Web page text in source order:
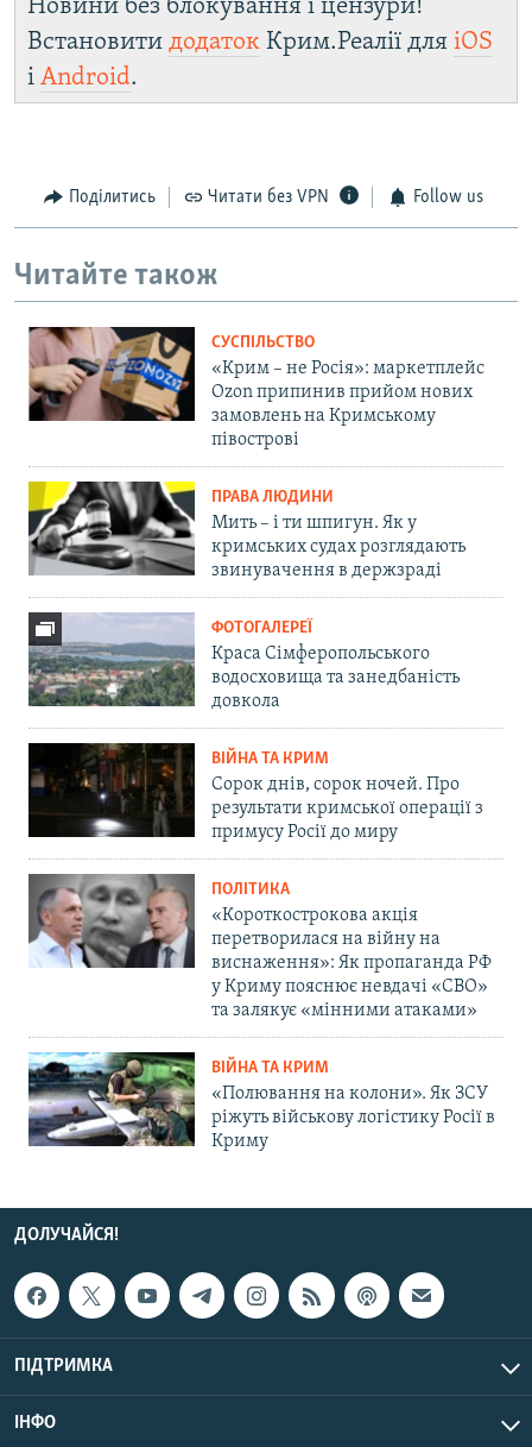
Новини без блокування і цензури!
Встановити додаток Крим.Реалії для iOS
і Android.
Поділитись Читати без VPN Follow us
Читайте також
СУСПІЛЬСТВО
«Крим – не Росія»: маркетплейс
Ozon припинив прийом нових
замовлень на Кримському
півострові
ПРАВА ЛЮДИНИ
Мить – і ти шпигун. Як у
кримських судах розглядають
звинувачення в держзраді
ФОТОГАЛЕРЕЇ
Краса Сімферопольського
водосховища та занедбаність
довкола
ВІЙНА ТА КРИМ
Сорок днів, сорок ночей. Про
результати кримської операції з
примусу Росії до миру
ПОЛІТИКА
«Короткострокова акція
перетворилася на війну на
виснаження»: Як пропаганда РФ
у Криму пояснює невдачі «СВО»
та залякує «мінними атаками»
ВІЙНА ТА КРИМ
«Полювання на колони». Як ЗСУ
ріжуть військову логістику Росії в
Криму
ДОЛУЧАЙСЯ!
ПІДТРИМКА
ІНФО